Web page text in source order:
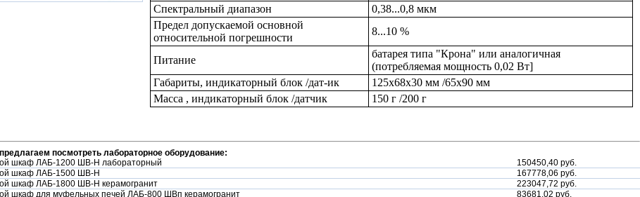
Спектральный диапазон
0,38...0,8 мкм
Предел допускаемой основной
относительной погрешности
8...10 %
Питание
батарея типа "Крона" или аналогичная
(потребляемая мощность 0,02 Вт]
Габариты, индикаторный блок /дат-ик
125x68x30 мм /65x90 мм
Масса , индикаторный блок /датчик
150 г /200 г
посмотреть лабораторное оборудование:
шкаф ЛАБ-1200 ШВ-Н лабораторный
150450,40 руб.
шкаф ЛАБ-1500 ШВ-Н
167778,06 руб.
шкаф ЛАБ-1800 ШВ-Н керамогранит
223047,72 руб.
шкаф для муфельных печей ЛАБ-800 ШВп керамогранит
83681,02 руб.